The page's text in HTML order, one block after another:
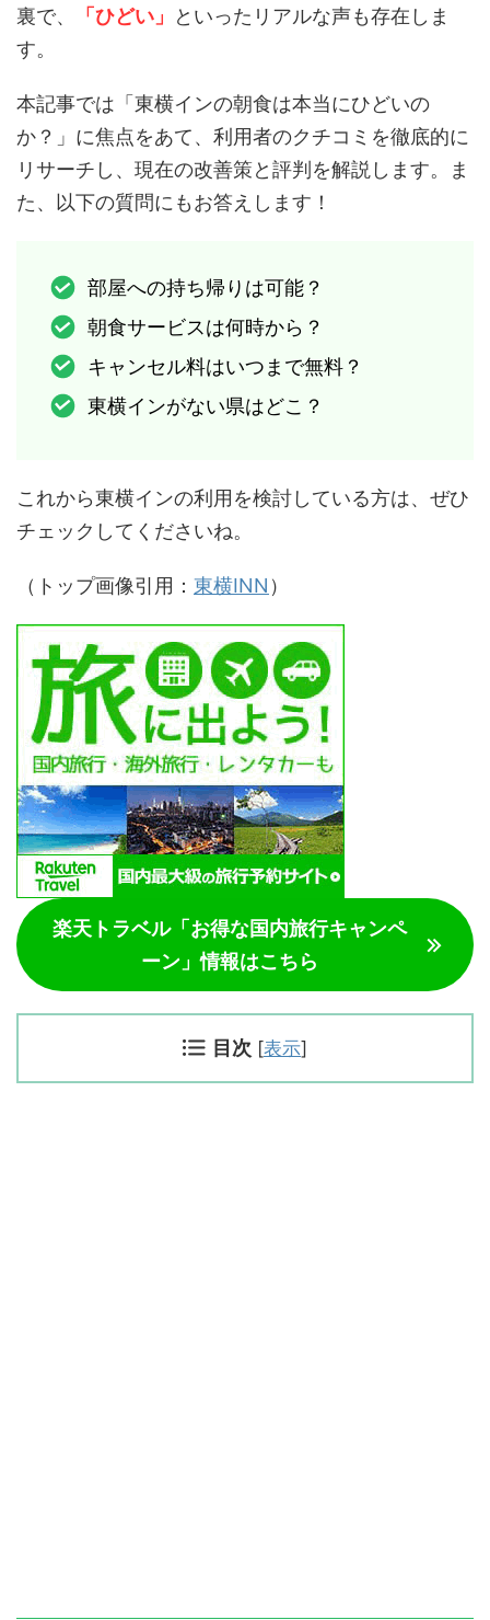
裏で、
「ひどい」
といったリアルな声も存在しま
す。
本記事では「東横インの朝食は本当にひどいの
か？」に焦点をあて、利用者のクチコミを徹底的に
リサーチし、現在の改善策と評判を解説します。ま
た、以下の質問にもお答えします！
部屋への持ち帰りは可能？
朝食サービスは何時から？
キャンセル料はいつまで無料？
東横インがない県はどこ？
これから東横インの利用を検討している方は、ぜひ
チェックしてくださいね。
（トップ画像引用： 東横INN ）
楽天トラベル「お得な国内旅行キャンペ
ーン」情報はこちら
目次 [表示]